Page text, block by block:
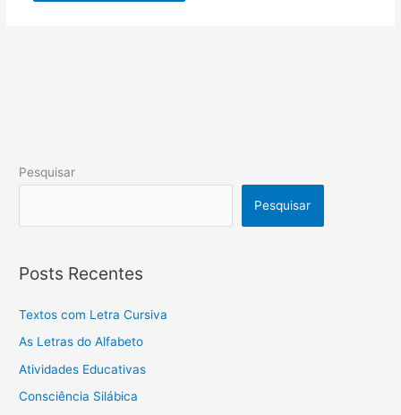
Pesquisar
Pesquisar
Posts Recentes
Textos com Letra Cursiva
As Letras do Alfabeto
Atividades Educativas
Consciência Silábica